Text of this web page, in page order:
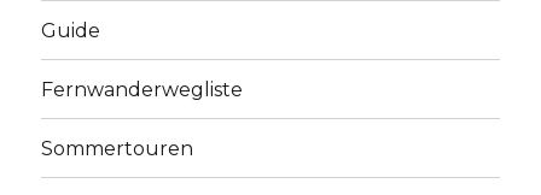
Guide
Fernwanderwegliste
Sommertouren